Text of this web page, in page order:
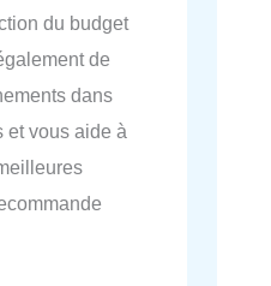
du budget
de
dans
et vous aide à